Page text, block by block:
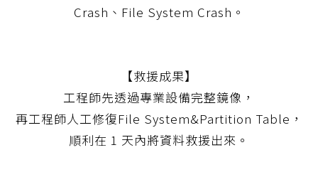
Crash、File System Crash。
【救援成果】
工程師先透過專業設備完整鏡像，
再工程師人工修復File System&Partition Table，
順利在 1 天內將資料救援出來。